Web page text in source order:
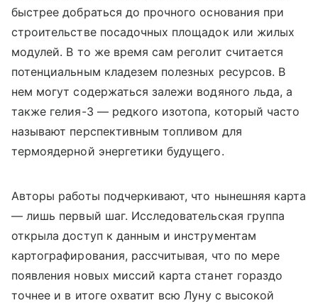
быстрее добраться до прочного основания при
строительстве посадочных площадок или жилых
модулей. В то же время сам реголит считается
потенциальным кладезем полезных ресурсов. В
нем могут содержаться залежи водяного льда, а
также гелия-3 — редкого изотопа, который часто
называют перспективным топливом для
термоядерной энергетики будущего.
Авторы работы подчеркивают, что нынешняя карта
— лишь первый шаг. Исследовательская группа
открыла доступ к данным и инструментам
картографирования, рассчитывая, что по мере
появления новых миссий карта станет гораздо
точнее и в итоге охватит всю Луну с высокой